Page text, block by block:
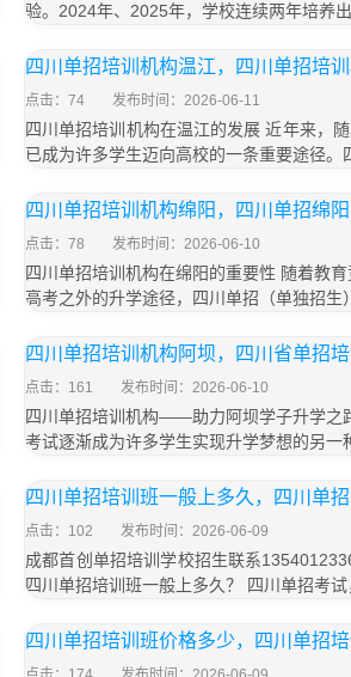
验。2024年、2025年，学校连续两年培养
四川单招培训机构温江，四川单招培
点击：74 发布时间：2026-06-11
四川单招培训机构在温江的发展 近年来，
已成为许多学生迈向高校的一条重要途径。
四川单招培训机构绵阳，四川单招绵
点击：78 发布时间：2026-06-10
四川单招培训机构在绵阳的重要性 随着教
高考之外的升学途径，四川单招（单独招生
四川单招培训机构阿坝，四川省单招培
点击：161 发布时间：2026-06-10
四川单招培训机构——助力阿坝学子升学之
考试逐渐成为许多学生实现升学梦想的另一
四川单招培训班一般上多久，四川单
点击：102 发布时间：2026-06-09
成都首创单招培训学校招生联系
四川单招培训班一般上多久？ 四川单招考
四川单招培训班价格多少，四川单招